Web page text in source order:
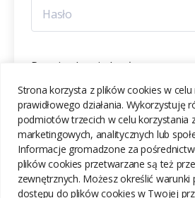
Strona korzysta z plików cookies w celu
prawidłowego działania. Wykorzystuję
podmiotów trzecich w celu korzystania
marketingowych, analitycznych lub
Informacje gromadzone za
plików cookies przetwarzane są też
zewnętrznych. Możesz określić warunki
dostępu do plików cookies w Twojej
Potwierdzenie hasła
ZAREJESTRUJ